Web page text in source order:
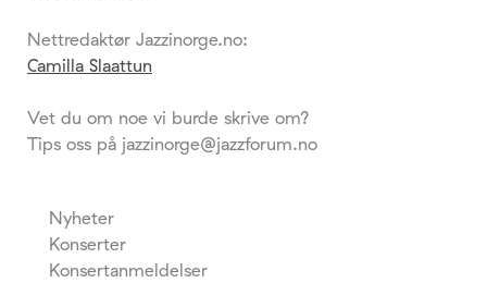
Nettredaktør Jazzinorge.no:
Camilla Slaattun
Vet du om noe vi burde skrive om?
Tips oss på jazzinorge@jazzforum.no
Nyheter
Konserter
Konsertanmeldelser